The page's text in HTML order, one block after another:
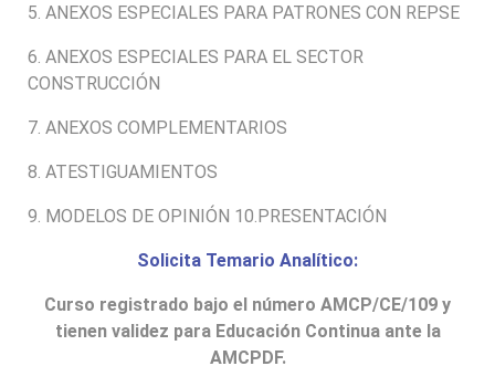
5. ANEXOS ESPECIALES PARA PATRONES CON REPSE
6. ANEXOS ESPECIALES PARA EL SECTOR
CONSTRUCCIÓN
7. ANEXOS COMPLEMENTARIOS
8. ATESTIGUAMIENTOS
9. MODELOS DE OPINIÓN 10.PRESENTACIÓN
Solicita Temario Analítico:
Curso registrado bajo el número AMCP/CE/109 y
tienen validez para Educación Continua ante la
AMCPDF.